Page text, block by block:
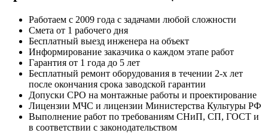
Работаем с 2009 года с задачами любой сложности
Смета от 1 рабочего дня
Бесплатный выезд инженера на объект
Информирование заказчика о каждом этапе работ
Гарантия от 1 года до 5 лет
Бесплатный ремонт оборудования в течении 2-х лет
после окончания срока заводской гарантии
Допуски СРО на монтажные работы и проектирование
Лицензии МЧС и лицензии Министерства Культуры РФ
Выполнение работ по требованиям СНиП, СП, ГОСТ и
в соответствии с законодательством